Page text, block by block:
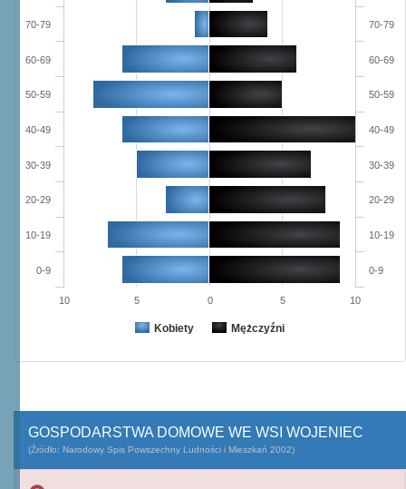
Kobiety Mężczyźni
0-9
10-19
20-29
30-39
40-49
50-59
60-69
70-79
0-9
10-19
20-29
30-39
40-49
50-59
60-69
70-79
10 5 0 5 10
GOSPODARSTWA DOMOWE WE WSI WOJENIEC
(Źródło: Narodowy Spis Powszechny Ludności i Mieszkań 2002)